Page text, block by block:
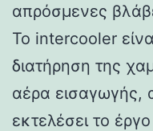
απρόσμενες
Το intercooler
διατήρηση της
αέρα εισαγωγής,
εκτελέσει το